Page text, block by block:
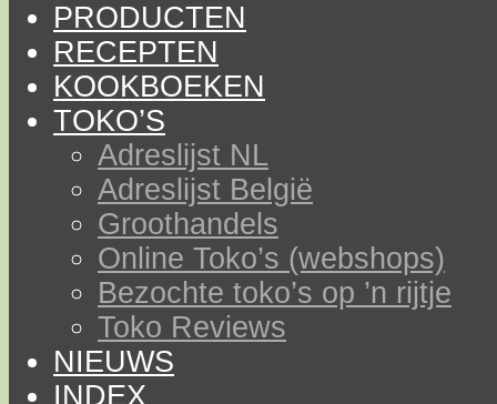
PRODUCTEN
RECEPTEN
KOOKBOEKEN
TOKO’S
Adreslijst NL
Adreslijst België
Groothandels
Online Toko’s (webshops)
Bezochte toko’s op ’n rijtje
Toko Reviews
NIEUWS
INDEX